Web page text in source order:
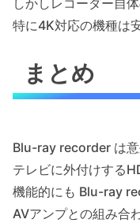
しかしレコーダー自
特に4K対応の機種は
まとめ
Blu-ray recorder は意
テレビに外付けする
機能的にも Blu-ray
AVアンプとの組み合